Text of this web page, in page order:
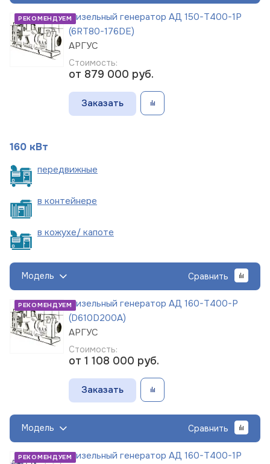
РЕКОМЕНДУЕМДизельный генератор АД 150-Т400-1Р
(6RT80-176DE)
АРГУС
Стоимость:
от 879 000 руб.
Заказать
160 кВт
передвижные
в контейнере
в кожухе/ капоте
Модель Сравнить
РЕКОМЕНДУЕМДизельный генератор АД 160-Т400-Р
(D610D200A)
АРГУС
Стоимость:
от 1 108 000 руб.
Заказать
Модель Сравнить
РЕКОМЕНДУЕМДизельный генератор АД 160-Т400-1Р